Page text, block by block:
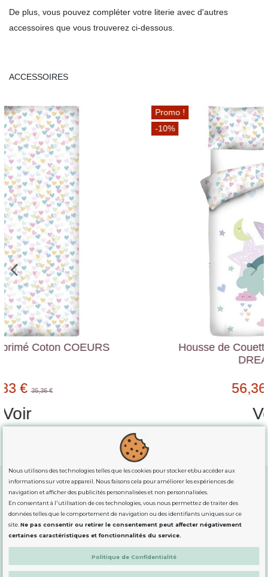
De plus, vous pouvez compléter votre literie avec d'autres
accessoires que vous trouverez ci-dessous.
ACCESSOIRES
Promo !
-10%
Housse de Couette Réversible Coton
GUIDE DES TAILLES
INFORMATION
Nous utilisons des technologies telles que les cookies pour stocker et/ou accéder aux
informations sur votre appareil. Nous faisons cela pour améliorer les expériences de
navigation et afficher des publicités personnalisées et non personnalisées.
En consentant à l'utilisation de ces technologies, vous nous permettez de traiter des
données telles que le comportement de navigation ou des identifiants uniques sur ce
site.Ne pas consentir ou retirer le consentement peut affecter négativement
certaines caractéristiques et fonctionnalités du service.
Politique de Confidentialité